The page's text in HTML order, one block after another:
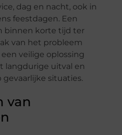
dag en nacht, ook in
feestdagen. Een
binnen korte tijd ter
van het probleem
veilige oplossing
langdurige uitval en
situaties.
van